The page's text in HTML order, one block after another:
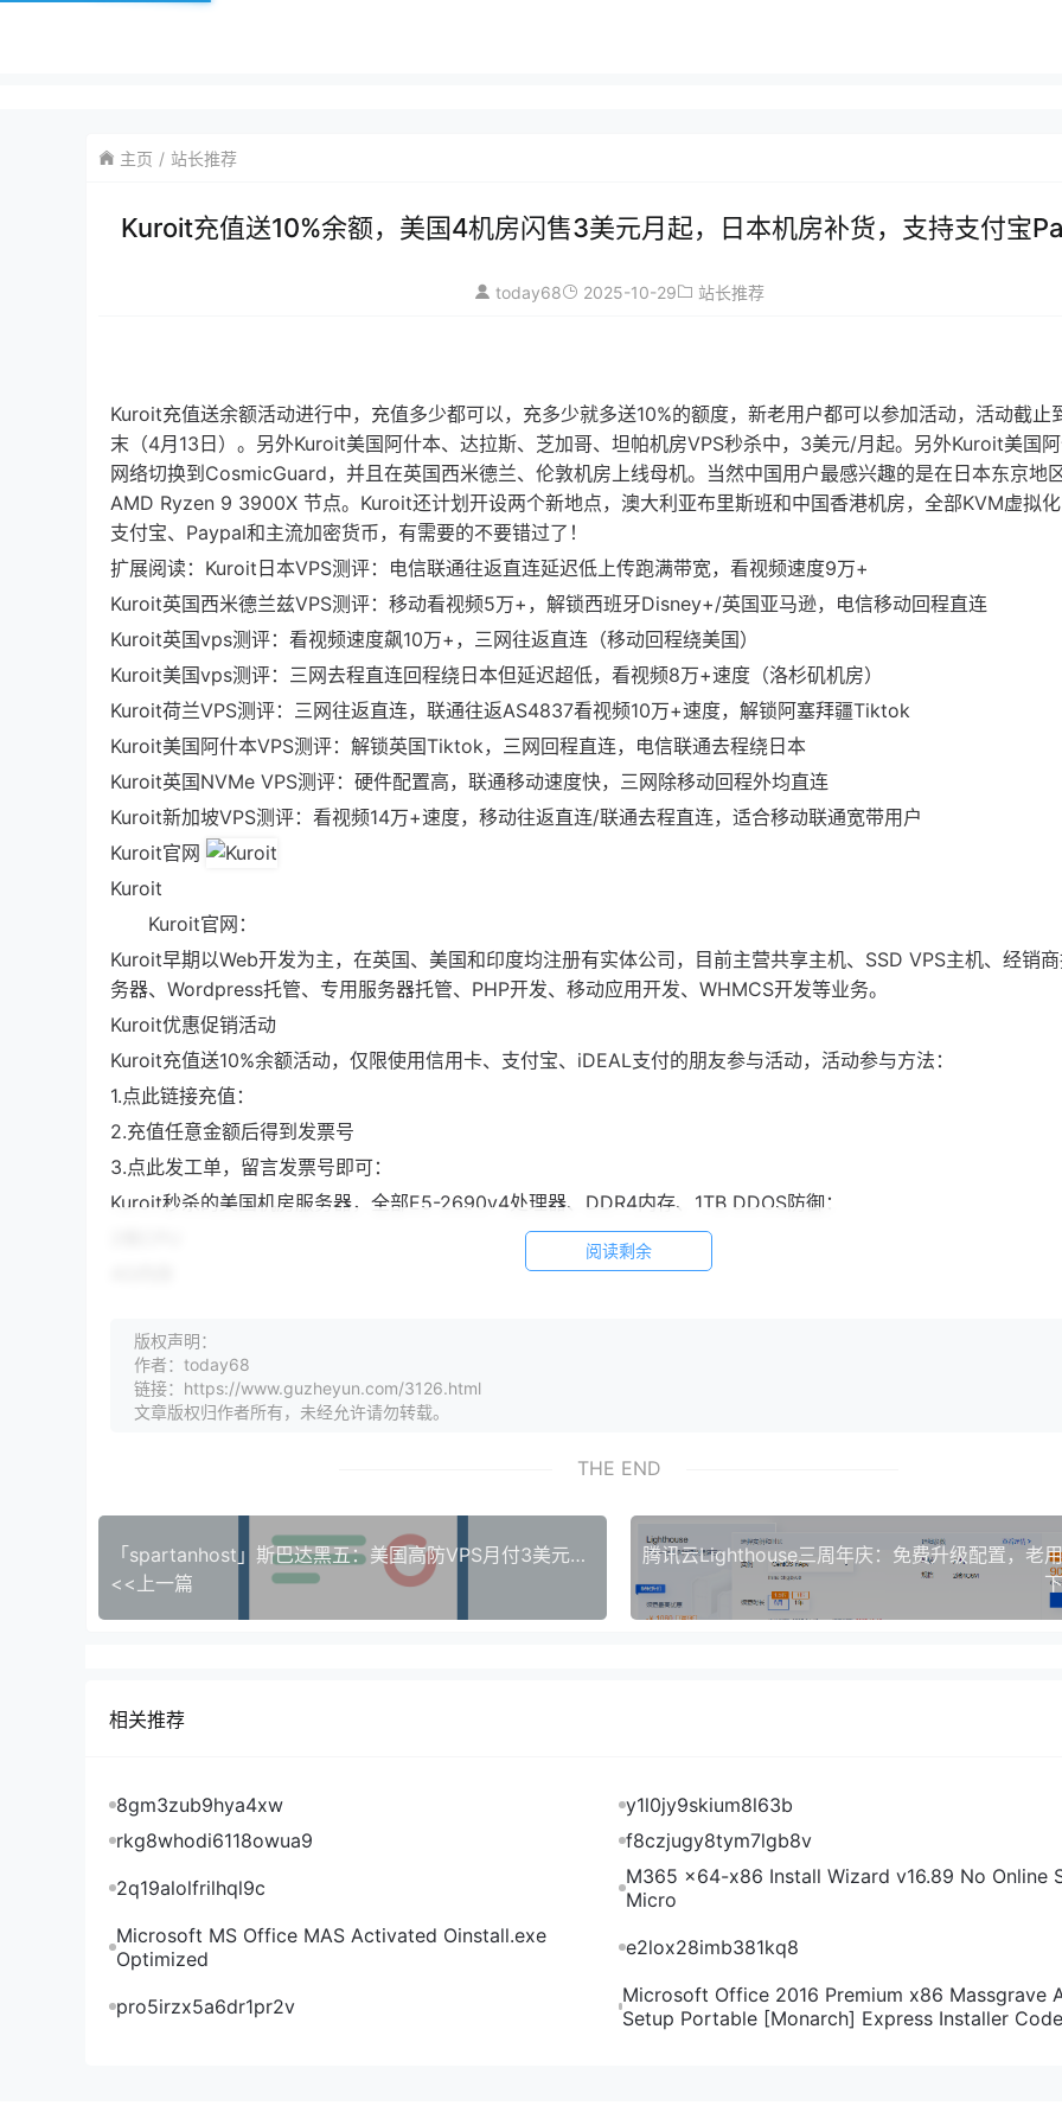
主页 站长推荐
Kuroit充值送10%余额，美国4机房闪售3美元月起，日本机房补货，支持支付宝
today68 2025-10-29 站长推荐
Kuroit充值送余额活动进行中，充值多少都可以，充多少就多送10%的额度，新老用户都可以参加活动，活动截止
末（4月13日）。另外Kuroit美国阿什本、达拉斯、芝加哥、坦帕机房VPS秒杀中，3美元/月起。另外Kuroit美国
网络切换到CosmicGuard，并且在英国西米德兰、伦敦机房上线母机。当然中国用户最感兴趣的是在日本东京地
AMD Ryzen 9 3900X 节点。Kuroit还计划开设两个新地点，澳大利亚布里斯班和中国香港机房，全部KVM虚拟
支付宝、Paypal和主流加密货币，有需要的不要错过了！
扩展阅读：Kuroit日本VPS测评：电信联通往返直连延迟低上传跑满带宽，看视频速度9万+
Kuroit英国西米德兰兹VPS测评：移动看视频5万+，解锁西班牙Disney+/英国亚马逊，电信移动回程直连
Kuroit英国vps测评：看视频速度飙10万+，三网往返直连（移动回程绕美国）
Kuroit美国vps测评：三网去程直连回程绕日本但延迟超低，看视频8万+速度（洛杉矶机房）
Kuroit荷兰VPS测评：三网往返直连，联通往返AS4837看视频10万+速度，解锁阿塞拜疆Tiktok
Kuroit美国阿什本VPS测评：解锁英国Tiktok，三网回程直连，电信联通去程绕日本
Kuroit英国NVMe VPS测评：硬件配置高，联通移动速度快，三网除移动回程外均直连
Kuroit新加坡VPS测评：看视频14万+速度，移动往返直连/联通去程直连，适合移动联通宽带用户
Kuroit官网
Kuroit
Kuroit官网：
Kuroit早期以Web开发为主，在英国、美国和印度均注册有实体公司，目前主营共享主机、SSD VPS主机、经销
务器、Wordpress托管、专用服务器托管、PHP开发、移动应用开发、WHMCS开发等业务。
Kuroit优惠促销活动
Kuroit充值送10%余额活动，仅限使用信用卡、支付宝、iDEAL支付的朋友参与活动，活动参与方法：
1.点此链接充值：
2.充值任意金额后得到发票号
3.点此发工单，留言发票号即可：
Kuroit秒杀的美国机房服务器，全部E5-2690v4处理器、DDR4内存、1TB DDOS防御：
2TB月流量
10Gbps带宽
1个IPv4
Kuroit本次还优惠促销一款美国阿什本专用服务器：
2 x Intel Xeon E5-2690 v4
384GB DDR4内存
10Gbps带宽
1Tbps+ DDoS保护
原价：160英镑/月
促销代码：ASHBURN25
Kuroit的VPS全部KVM虚拟化，VirtFusion控制面板，常规套餐各机房配置价格都一样，最低配置1核CPU、1G内
日本机房：
阅读剩余
版权声明：
作者：today68
链接：https://www.guzheyun.com/3126.html
文章版权归作者所有，未经允许请勿转载。
THE END
「spartanhost」斯巴达黑五：美国高防VPS月付3美元，年付28.8美元，支持支付宝【推荐】
<<上一篇
相关推荐
8gm3zub9hya4xw
y1l0jy9skium8l63b
rkg8whodi6118owua9
f8czjugy8tym7lgb8v
2q19alolfrilhql9c
M365 x64-x86 Install Wizard v16.89 No Online
Micro
Microsoft MS Office MAS Activated Oinstall.exe
Optimized
e2lox28imb381kq8
pro5irzx5a6dr1pr2v
Microsoft Office 2016 Premium x86 Massgrave
Setup Portable [Monarch] Express Installer